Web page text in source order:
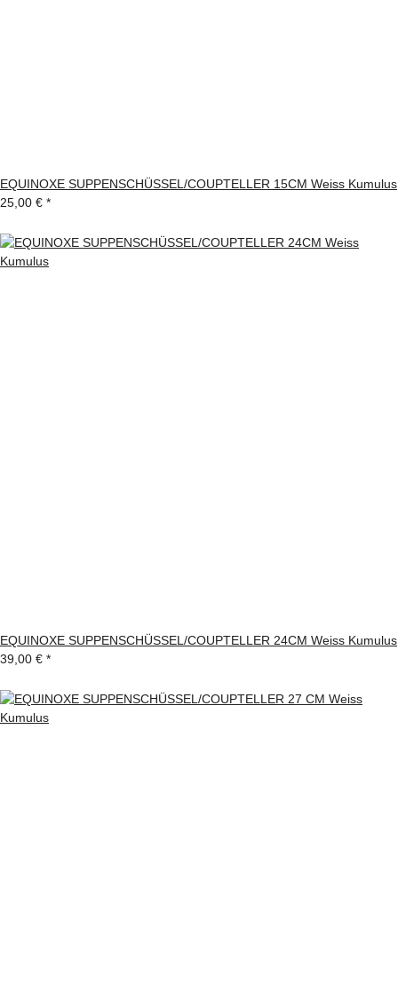
EQUINOXE SUPPENSCHÜSSEL/COUPTELLER 15CM Weiss Kumulus
25,00 € *
EQUINOXE SUPPENSCHÜSSEL/COUPTELLER 24CM Weiss Kumulus
39,00 € *